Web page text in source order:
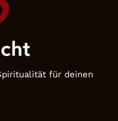
für deinen